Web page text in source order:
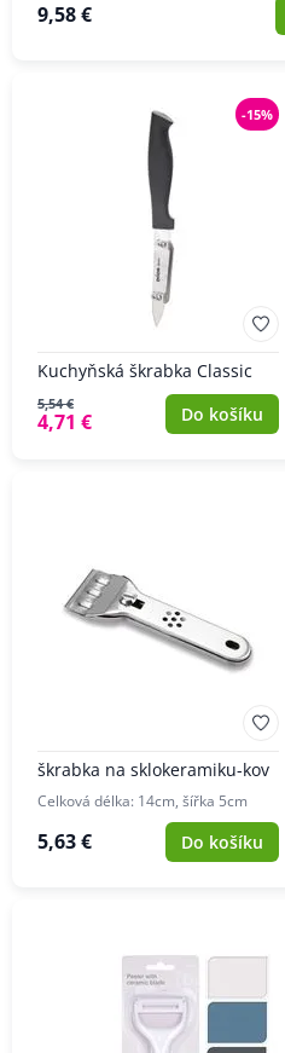
9,58 €
-15%
Kuchyňská škrabka Classic
5,54 €
4,71 € Do košíku
škrabka na sklokeramiku-kov
Celková délka: 14cm, šířka 5cm
5,63 € Do košíku